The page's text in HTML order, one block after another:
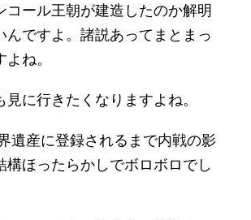
コール王朝が建造したのか解明
んですよ。諸説あってまとまっ
ね。
見に行きたくなりますよね。
遺産に登録されるまで内戦の影
構ほったらかしでボロボロでし